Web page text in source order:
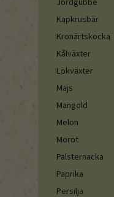
Kapkrusbär
Kronärtskocka
Kålväxter
Lökväxter
Majs
Mangold
Melon
Morot
Palsternacka
Paprika
Persilja